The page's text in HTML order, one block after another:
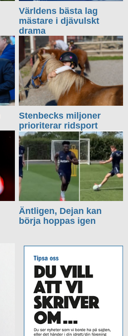
Världens bästa lag
mästare i djävulskt
drama
Stenbecks miljoner
prioriterar ridsport
Äntligen, Dejan kan
börja hoppas igen